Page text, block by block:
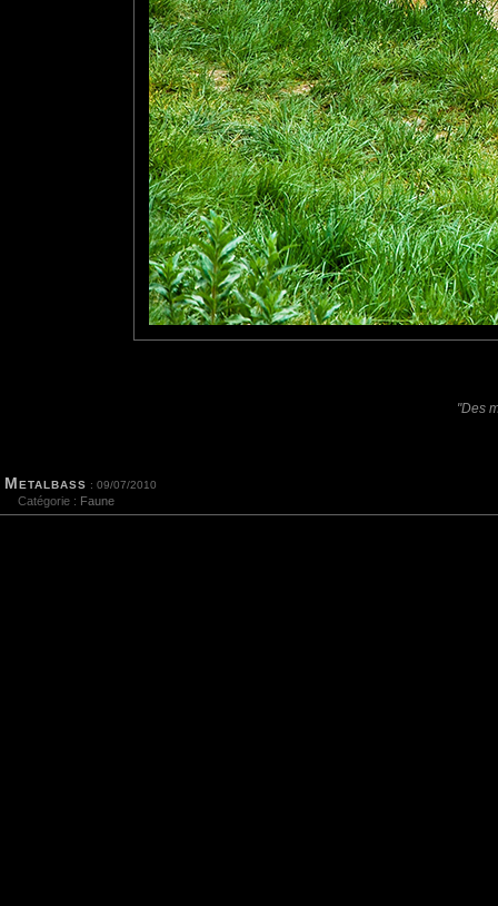
"Des
Metalbass : 09/07/2010
Catégorie : Faune
C'est tout à fait ça !!!
veronique: 20/07/2010
j'adore ta citation !
Laisser un commentaire
Nom
E-mail
Site